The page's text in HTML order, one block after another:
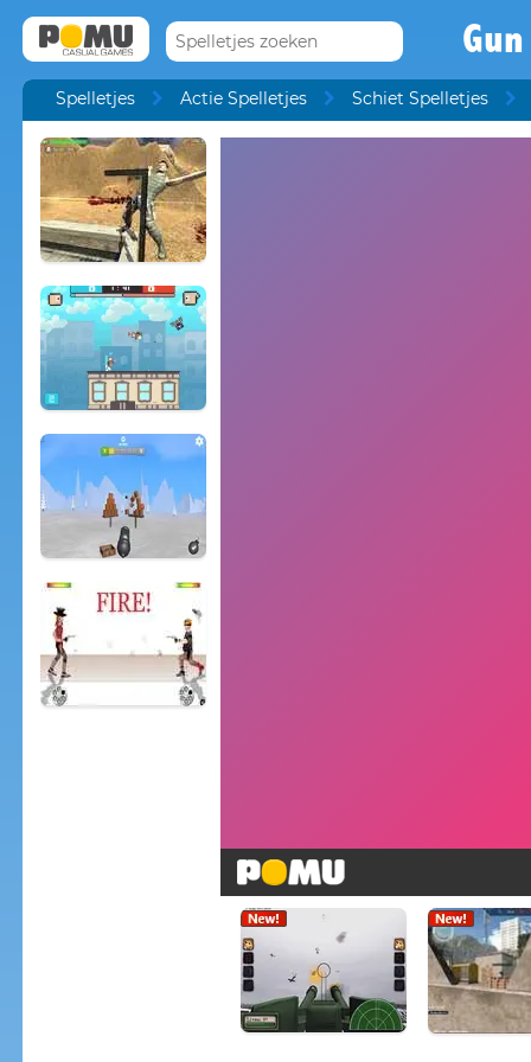
Spelletjes Actie Spelletjes Schiet Spelletjes